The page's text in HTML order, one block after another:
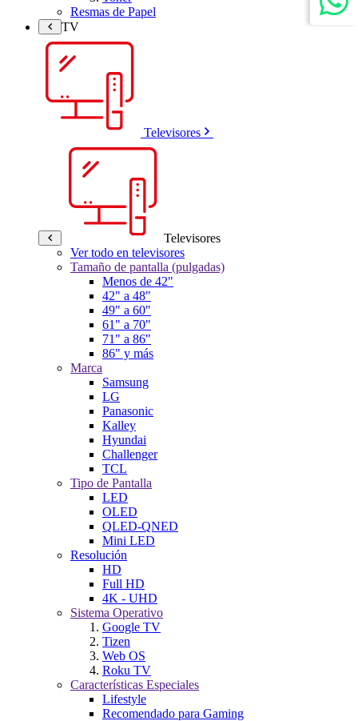
Resmas de Papel
TV
Televisores
Televisores
Ver todo en televisores
Tamaño de pantalla (pulgadas)
Menos de 42"
42" a 48"
49" a 60"
61" a 70"
71" a 86"
86" y más
Marca
Samsung
LG
Panasonic
Kalley
Hyundai
Challenger
TCL
Tipo de Pantalla
LED
OLED
QLED-QNED
Mini LED
Resolución
HD
Full HD
4K - UHD
Sistema Operativo
Google TV
Tizen
Web OS
Roku TV
Características Especiales
Lifestyle
Recomendado para Gaming